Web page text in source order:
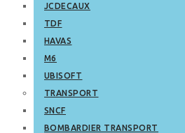
JCDECAUX
TDF
HAVAS
M6
UBISOFT
TRANSPORT
SNCF
BOMBARDIER TRANSPORT